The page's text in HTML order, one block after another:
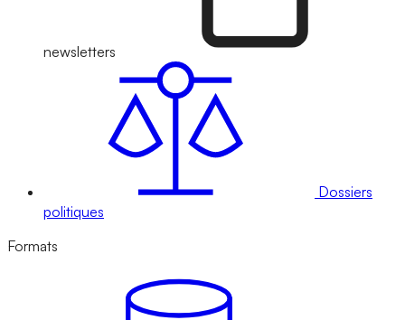
newsletters
Dossiers
politiques
Formats